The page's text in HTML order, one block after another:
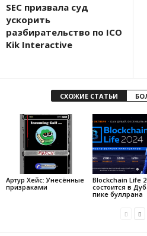
SEC призвала суд
ускорить
разбирательство по ICO
Kik Interactive
СХОЖИЕ СТАТЬИ
Артур Хейс: Унесённые
призраками
Blockchain Life
состоится в
пике буллрана